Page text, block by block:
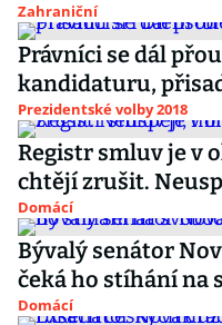
Zahraniční
Právníci se dál
kandidaturu,
Prezidentské volby 2018
Registr smluv je v
chtějí zrušit.
Domácí
Bývalý senátor
čeká ho stíhání na
Domácí